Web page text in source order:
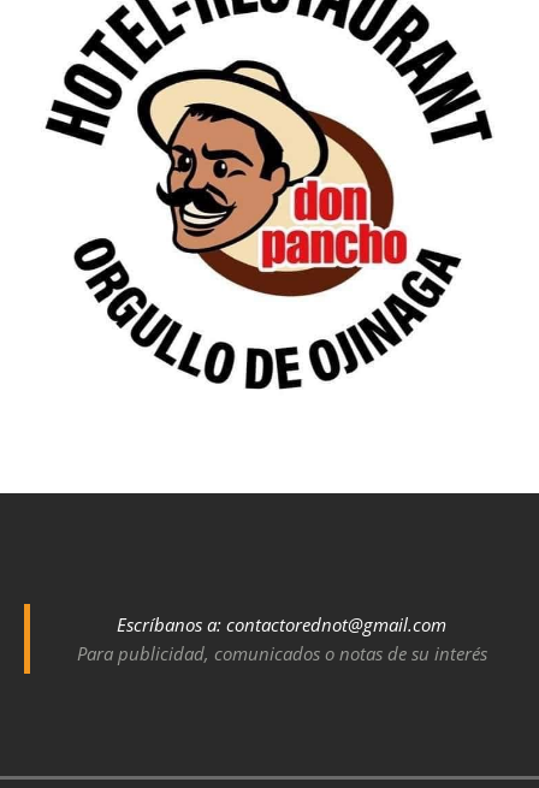
Escríbanos a: contactorednot@gmail.com
Para publicidad, comunicados o notas de su interés